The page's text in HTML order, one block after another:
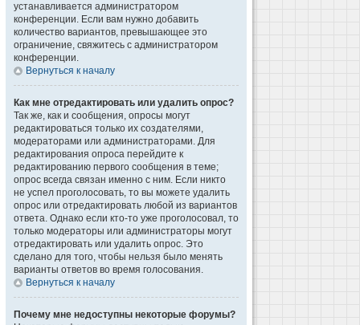
устанавливается администратором
конференции. Если вам нужно добавить
количество вариантов, превышающее это
ограничение, свяжитесь с администратором
конференции.
Вернуться к началу
Как мне отредактировать или удалить опрос?
Так же, как и сообщения, опросы могут
редактироваться только их создателями,
модераторами или администраторами. Для
редактирования опроса перейдите к
редактированию первого сообщения в теме;
опрос всегда связан именно с ним. Если никто
не успел проголосовать, то вы можете удалить
опрос или отредактировать любой из вариантов
ответа. Однако если кто-то уже проголосовал, то
только модераторы или администраторы могут
отредактировать или удалить опрос. Это
сделано для того, чтобы нельзя было менять
варианты ответов во время голосования.
Вернуться к началу
Почему мне недоступны некоторые форумы?